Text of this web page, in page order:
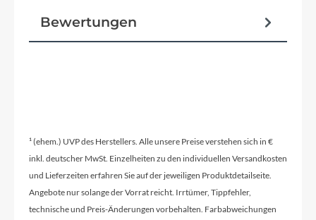
Rahmenmaterial
Aluminium
Gewicht
Bewertungen
¹ (ehem.) UVP des Herstellers. Alle unsere Preise verstehen sich in €
inkl. deutscher MwSt. Einzelheiten zu den individuellen Versandkosten
und Lieferzeiten erfahren Sie auf der jeweiligen Produktdetailseite.
Angebote nur solange der Vorrat reicht. Irrtümer, Tippfehler,
technische und Preis-Änderungen vorbehalten. Farbabweichungen